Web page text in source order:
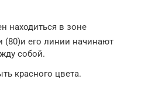
находиться в зоне
(80)и его линии начинают
собой.
красного цвета.